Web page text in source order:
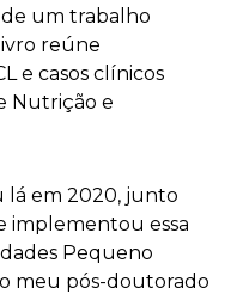
um trabalho
reúne
e casos clínicos
Nutrição e
lá em 2020, junto
implementou essa
Pequeno
meu pós-doutorado